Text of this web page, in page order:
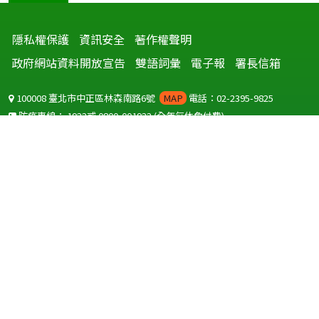
隱私權保護 資訊安全 著作權聲明
政府網站資料開放宣告
雙語詞彙 電子報 署長信箱
100008 臺北市中正區林森南路6號 MAP 電話：02-2395-9825
防疫專線：1922或0800-001922(全年無休免付費)